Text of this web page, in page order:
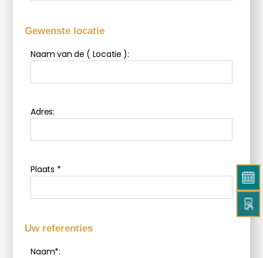
Gewenste locatie
Naam van de ( Locatie ):
Adres:
Plaats *
Uw referenties
Naam*: